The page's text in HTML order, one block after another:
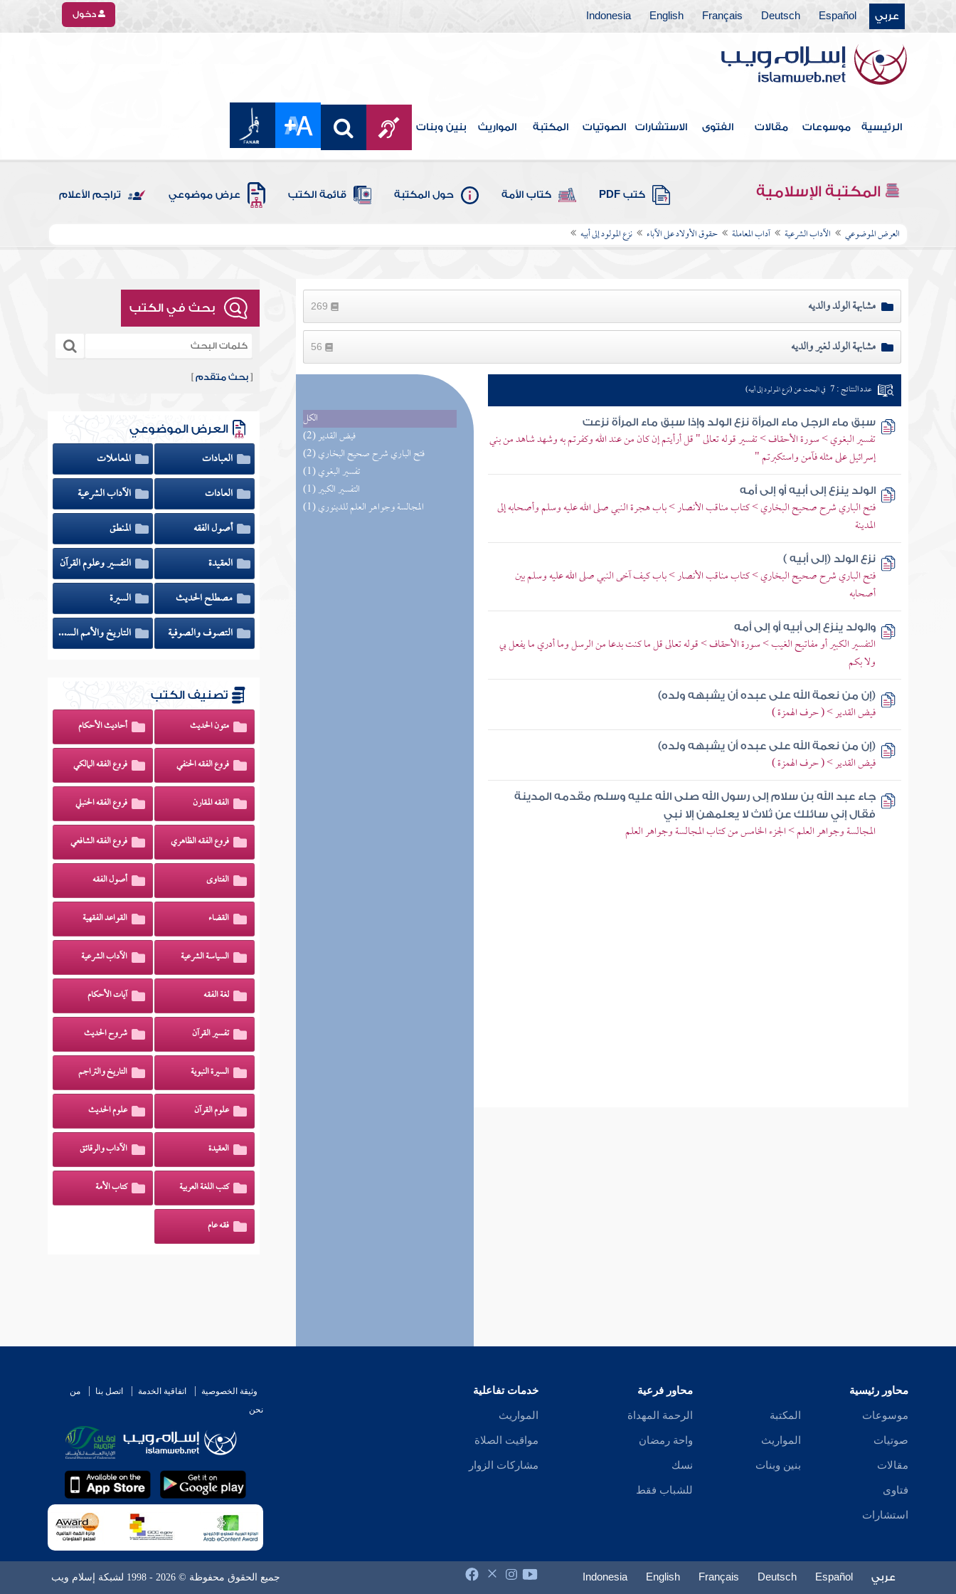
عربي Español
Deutsch
Français
English
Indonesia دخول
الرئيسية موسوعات مقالات الفتوى الاستشارات الصوتيات المكتبة المواريث بنين وبنات
المكتبة الإسلامية كتب PDF كتاب الأمة حول المكتبة قائمة الكتب عرض موضوعي تراجم الأعلام
العرض الموضوعي الآداب الشرعية آداب المعاملة حقوق الأولاد على الآباء نزع المولود إلى أبيه
مشابهة الولد والديه
مشابهة الولد لغير والديه
الكل
(2) فيض القدير
(2) فتح الباري شرح صحيح البخاري
(1) تفسير البغوي
(1) التفسير الكبير
(1) المجالسة وجواهر العلم للدينوري
عدد النتائج : 7 في البحث عن (نزع المولود إلى أبيه)
سبق ماء الرجل ماء المرأة نزع الولد وإذا سبق ماء المرأة نزعت
تفسير البغوي > سورة الأحقاف > تفسير قوله تعالى " قل أرأيتم إن كان من عند الله وكفرتم به وشهد شاهد من بني
إسرائيل على مثله فآمن واستكبرتم "
الولد ينزع إلى أبيه أو إلى أمه
فتح الباري شرح صحيح البخاري > كتاب مناقب الأنصار > باب هجرة النبي صلى الله عليه وسلم وأصحابه إلى
المدينة
نزع الولد (إلى أبيه )
فتح الباري شرح صحيح البخاري > كتاب مناقب الأنصار > باب كيف آخى النبي صلى الله عليه وسلم بين
أصحابه
والولد ينزع إلى أبيه أو إلى أمه
التفسير الكبير أو مفاتيح الغيب > سورة الأحقاف > قوله تعالى قل ما كنت بدعا من الرسل وما أدري ما يفعل بي
ولا بكم
(إن من نعمة الله على عبده أن يشبهه ولده)
فيض القدير > ( حرف الهمزة )
(إن من نعمة الله على عبده أن يشبهه ولده)
فيض القدير > ( حرف الهمزة )
جاء عبد الله بن سلام إلى رسول الله صلى الله عليه وسلم مقدمه المدينة
فقال إني سائلك عن ثلاث لا يعلمهن إلا نبي
المجالسة وجواهر العلم > الجزء الخامس من كتاب المجالسة وجواهر العلم
بحث في الكتب
[بحث متقدم ]
العرض الموضوعي
العبادات
المعاملات
العادات
الآداب الشرعية
أصول الفقه
المنطق
العقيدة
التفسير وعلوم القرآن
مصطلح الحديث
السيرة
التصوف والصوفية
التاريخ والأمم السابقة
تصنيف الكتب
متون الحديث أحاديث الأحكام
فروع الفقه الحنفي فروع الفقه المالكي
الفقه المقارن فروع الفقه الحنبلي
فروع الفقه الظاهري فروع الفقه الشافعي
الفتاوى أصول الفقه
القضاء القواعد الفقهية
السياسة الشرعية الآداب الشرعية
لغة الفقه آيات الأحكام
تفسير القرآن شروح الحديث
السيرة النبوية التاريخ والتراجم
علوم القرآن علوم الحديث
العقيدة الآداب والرقائق
كتب اللغة العربية كتاب الأمة
فقه عام
محاور رئيسية
موسوعات
صوتيات
مقالات
فتاوى
استشارات
المكتبة
المواريث
بنين وبنات
محاور فرعية
الرحمة المهداة
واحة رمضان
نسك
للشباب فقط
خدمات تفاعلية
المواريث
مواقيت الصلاة
مشاركات الزوار
وثيقة الخصوصية اتفاقية الخدمة اتصل بنا
من
نحن
عربي Español
Deutsch
Français
English
Indonesia جميع الحقوق محفوظة © 2026 - 1998 لشبكة إسلام ويب